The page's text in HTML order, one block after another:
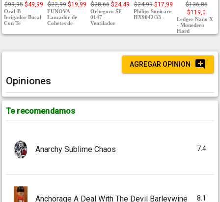
$99,95 $49,99
Oral-B
Irrigador Bucal
Con Te
$22,99 $19,99
FUNOVA
Lanzador de
Cohetes de
$28,66 $24,49
Orbegozo SF
0147 -
Ventilador
$24,99 $17,99
Philips Sonicare
HX9042/33 -
$136,85
$119,0
Ledger Nano X
- Monedero
Hard
AGREGAR OPINION
Opiniones
Te recomendamos
Anarchy Sublime Chaos 7.4
Anchorage A Deal With The Devil Barleywine 8.1